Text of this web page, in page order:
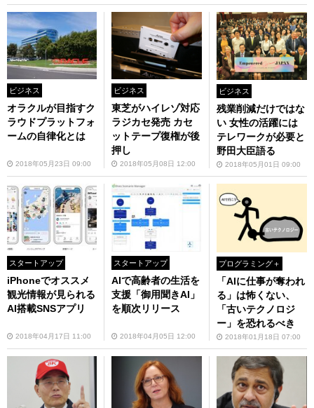
ビジネス
オラクルが目指すク
ラウドプラットフォ
ームの自律化とは
2018年05月23日 09:00
ビジネス
東芝がハイレゾ対応
ラジカセ発売 カセ
ットテープ復権が後
押し
2018年05月08日 12:00
ビジネス
残業削減だけではな
い 女性の活躍には
テレワークが必要と
野田大臣語る
2018年05月01日 09:00
スタートアップ
iPhoneでオススメ
観光情報が見られる
AI搭載SNSアプリ
2018年04月17日 11:00
スタートアップ
AIで高齢者の生活を
支援「御用聞きAI」
を順次リリース
2018年04月05日 12:00
プログラミング＋
「AIに仕事が奪われ
る」は怖くない、
「古いテクノロジ
ー」を恐れるべき
2018年01月18日 07:00